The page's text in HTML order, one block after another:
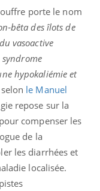
porte le nom
des îlots de
vasoactive
hypokaliémie et
le Manuel
repose sur la
compenser les
de la
les diarrhées et
localisée.